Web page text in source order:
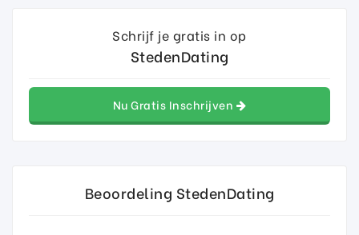
Schrijf je gratis in op
StedenDating
Nu Gratis Inschrijven
Beoordeling StedenDating